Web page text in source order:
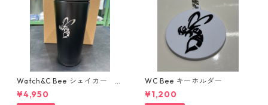
Watch&C Bee シェイカー W
eb限定10点‼️
¥4,950
WC Bee キーホルダー
¥1,200